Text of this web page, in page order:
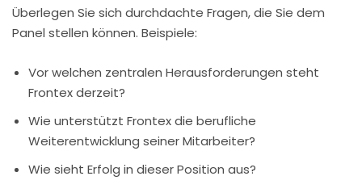
Überlegen Sie sich durchdachte Fragen, die Sie dem
Panel stellen können. Beispiele:
Vor welchen zentralen Herausforderungen steht
Frontex derzeit?
Wie unterstützt Frontex die berufliche
Weiterentwicklung seiner Mitarbeiter?
Wie sieht Erfolg in dieser Position aus?